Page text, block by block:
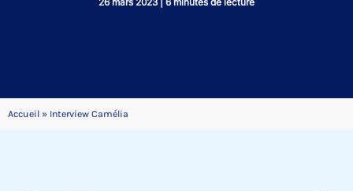
26 mars 2023 6 minutes de lecture
Accueil » Interview Camélia